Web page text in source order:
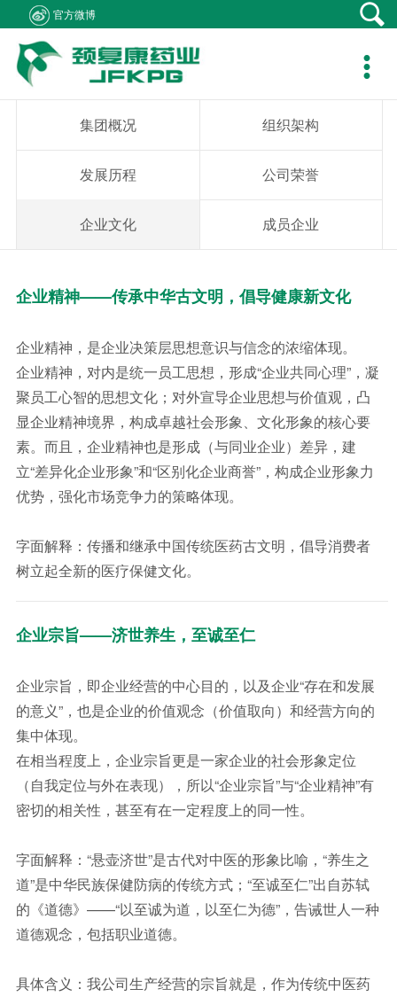
官方微博

产品中心
产品在线
新闻资讯
公司新闻
社会责任
医生资助
社会公益
客户支持
资料下载
人力资源
职位招聘
关于我们
集团概况
企业文化
成员企业
联系我们
产品疾病咨询
销售业务咨询
综合事务咨询
集团概况 组织架构
发展历程 公司荣誉
企业文化 成员企业
企业精神——传承中华古文明，倡导健康新文化
企业精神，是企业决策层思想意识与信念的浓缩体现。
企业精神，对内是统一员工思想，形成“企业共同心理”，凝
聚员工心智的思想文化；对外宣导企业思想与价值观，凸
显企业精神境界，构成卓越社会形象、文化形象的核心要
素。而且，企业精神也是形成（与同业企业）差异，建
立“差异化企业形象”和“区别化企业商誉”，构成企业形象力
优势，强化市场竞争力的策略体现。
字面解释：传播和继承中国传统医药古文明，倡导消费者
树立起全新的医疗保健文化。
企业宗旨——济世养生，至诚至仁
企业宗旨，即企业经营的中心目的，以及企业“存在和发展
的意义”，也是企业的价值观念（价值取向）和经营方向的
集中体现。
在相当程度上，企业宗旨更是一家企业的社会形象定位
（自我定位与外在表现），所以“企业宗旨”与“企业精神”有
密切的相关性，甚至有在一定程度上的同一性。
字面解释：“悬壶济世”是古代对中医的形象比喻，“养生之
道”是中华民族保健防病的传统方式；“至诚至仁”出自苏轼
的《道德》——“以至诚为道，以至仁为德”，告诫世人一种
道德观念，包括职业道德。
具体含义：我公司生产经营的宗旨就是，作为传统中医药